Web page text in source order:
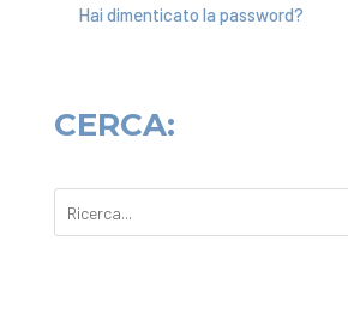
Hai dimenticato la password?
CERCA: